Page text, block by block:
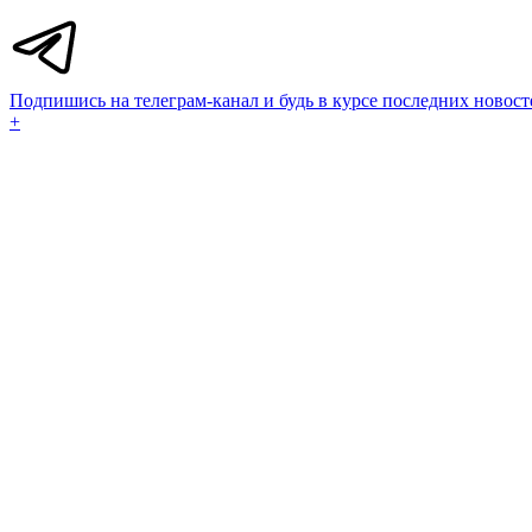
Подпишись на телеграм-канал и будь в курсе последних
+